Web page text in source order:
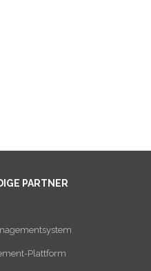
PARTNER
Plattform